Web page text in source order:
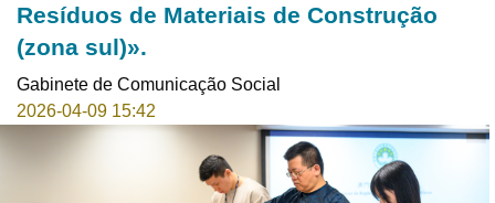
Resíduos de Materiais de Construção
(zona sul)».
Gabinete de Comunicação Social
2026-04-09 15:42